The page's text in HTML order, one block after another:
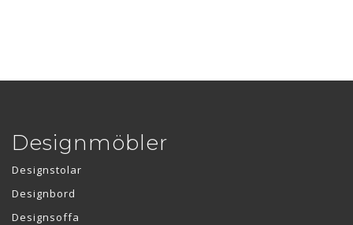
Designmöbler
Designstolar
Designbord
Designsoffa